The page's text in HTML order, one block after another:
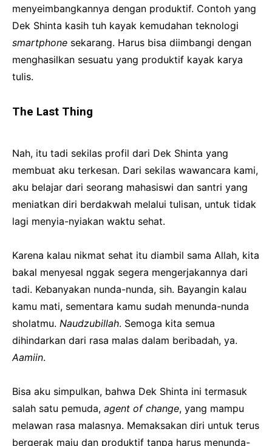
menyeimbangkannya dengan produktif. Contoh yang
Dek Shinta kasih tuh kayak kemudahan teknologi
smartphone sekarang. Harus bisa diimbangi dengan
menghasilkan sesuatu yang produktif kayak karya
tulis.
The Last Thing
Nah, itu tadi sekilas profil dari Dek Shinta yang
membuat aku terkesan. Dari sekilas wawancara kami,
aku belajar dari seorang mahasiswi dan santri yang
meniatkan diri berdakwah melalui tulisan, untuk tidak
lagi menyia-nyiakan waktu sehat.
Karena kalau nikmat sehat itu diambil sama Allah, kita
bakal menyesal nggak segera mengerjakannya dari
tadi. Kebanyakan nunda-nunda, sih. Bayangin kalau
kamu mati, sementara kamu sudah menunda-nunda
sholatmu. Naudzubillah. Semoga kita semua
dihindarkan dari rasa malas dalam beribadah, ya.
Aamiin.
Bisa aku simpulkan, bahwa Dek Shinta ini termasuk
salah satu pemuda, agent of change, yang mampu
melawan rasa malasnya. Memaksakan diri untuk terus
bergerak maju dan produktif tanpa harus menunda-